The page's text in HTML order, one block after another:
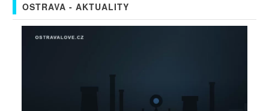
OSTRAVA - AKTUALITY